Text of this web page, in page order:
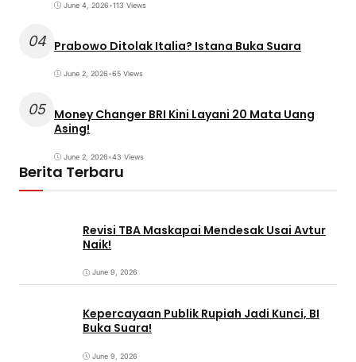
June 4, 2026•113 Views
04 Prabowo Ditolak Italia? Istana Buka Suara
June 2, 2026•65 Views
05 Money Changer BRI Kini Layani 20 Mata Uang
Asing!
June 2, 2026•43 Views
Berita Terbaru
Revisi TBA Maskapai Mendesak Usai Avtur
Naik!
June 9, 2026
Kepercayaan Publik Rupiah Jadi Kunci, BI
Buka Suara!
June 9, 2026